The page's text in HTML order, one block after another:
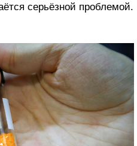
серьёзной проблемой.